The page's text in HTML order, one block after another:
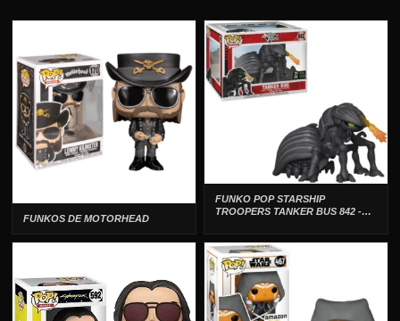
FUNKOS DE MOTORHEAD
FUNKO POP STARSHIP
TROOPERS TANKER BUS 842 -